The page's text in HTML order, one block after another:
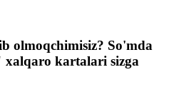
olmoqchimisiz? So'mda
kartalari sizga